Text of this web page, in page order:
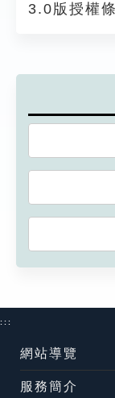
3.0版授權
:::
網站導覽
服務簡介